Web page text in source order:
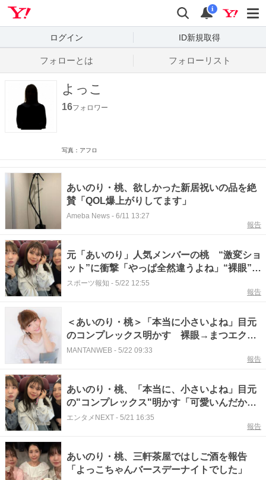
検索
通知
i
ログイン ID新規取得
フォローとは フォローリスト
よっこ
16フォロワー
写真：アフロ
あいのり・桃、欲しかった新居祝いの品を絶
賛「QOL爆上がりしてます」
Ameba News - 6/11 13:27
報告
元「あいのり」人気メンバーの桃 “激変ショ
ット”に衝撃「やっぱ全然違うよね」“裸眼”か
ら印象ガラリ
スポーツ報知 - 5/22 12:55
報告
＜あいのり・桃＞「本当に小さいよね」目元
のコンプレックス明かす 裸眼→まつエク→
カラコン装着後の“比較ショット”も公開
MANTANWEB - 5/22 09:33
報告
あいのり・桃、「本当に、小さいよね」目元
の"コンプレックス"明かす「可愛いんだから
自信持って～」
エンタメNEXT - 5/21 16:35
報告
あいのり・桃、三軒茶屋ではしご酒を報告
「よっこちゃんバースデーナイトでした」